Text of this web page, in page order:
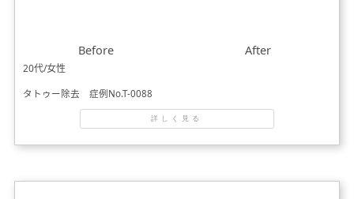
Before After
20代/女性
タトゥー除去 症例No.T-0088
詳しく見る